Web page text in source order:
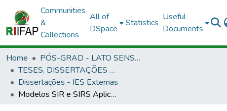
Communities
&
Collections
All of
DSpace
Statistics
Useful
Documents
Home
PÓS-GRAD - LATO SENSU E STRICTO SENSU
TESES, DISSERTAÇÕES E ESPECIALIZAÇÃO APROVADAS EM OUTRAS INSTITUIÇÕES
Dissertações - IES Externas
Modelos SIR e SIRS Aplicados à Dinâmica da Covid-19 no Estado do Amapá e Região Metropolitana